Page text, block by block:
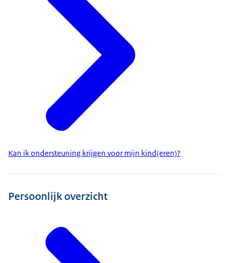
Kan ik ondersteuning krijgen voor mijn kind(eren)?
Persoonlijk overzicht